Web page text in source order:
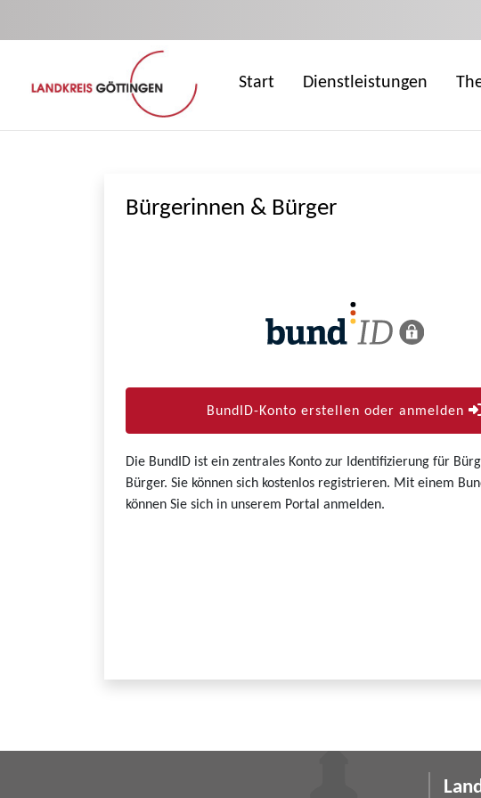
Start Dienstleistungen
Bürgerinnen & Bürger
BundID-Konto erstellen oder anmelden
Die BundID ist ein zentrales Konto zur Identifizierung für
Bürger. Sie können sich kostenlos registrieren. Mit einem
können Sie sich in unserem Portal anmelden.